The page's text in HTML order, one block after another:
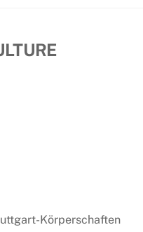
Körperschaften